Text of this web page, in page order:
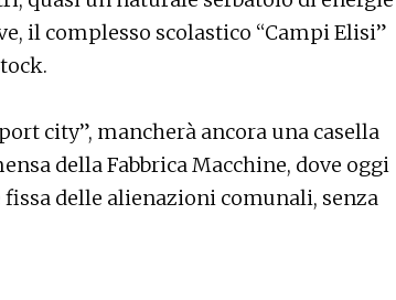
il complesso scolastico “Campi Elisi”
city”, mancherà ancora una casella
della Fabbrica Macchine, dove oggi
delle alienazioni comunali, senza